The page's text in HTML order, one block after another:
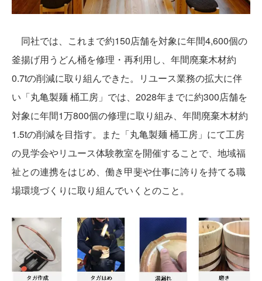
同社では、これまで約150店舗を対象に年間4,600個の
釜揚げ用うどん桶を修理・再利用し、年間廃棄木材約
0.7tの削減に取り組んできた。リユース業務の拡大に伴
い「丸亀製麺 桶工房」では、2028年までに約300店舗を
対象に年間1万800個の修理に取り組み、年間廃棄木材約
1.5tの削減を目指す。また「丸亀製麺 桶工房」にて工房
の見学会やリユース体験教室を開催することで、地域福
祉との連携をはじめ、働き甲斐や仕事に誇りを持てる職
場環境づくりに取り組んでいくとのこと。